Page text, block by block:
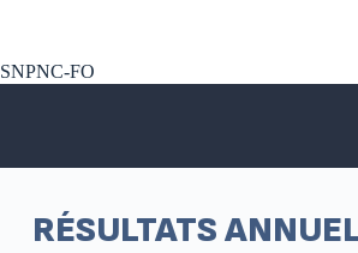
SNPNC-FO
RÉSULTATS